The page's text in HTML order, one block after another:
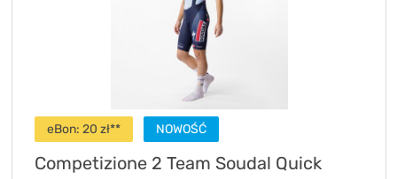
eBon: 20 zł** NOWOŚĆ
Competizione 2 Team Soudal Quick